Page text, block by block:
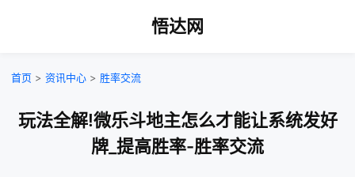
悟达网
首页 > 资讯中心 > 胜率交流
玩法全解!微乐斗地主怎么才能让系统发好
牌_提高胜率-胜率交流